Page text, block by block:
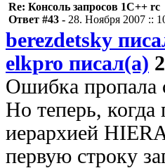
Re: Консоль запросов 1С++ rc
Ответ #43 - 28. Ноября 2007 ::
berezdetsky
elkpro писал(а)
Ошибка пропала
Но теперь, когда
иерархией
первую строку